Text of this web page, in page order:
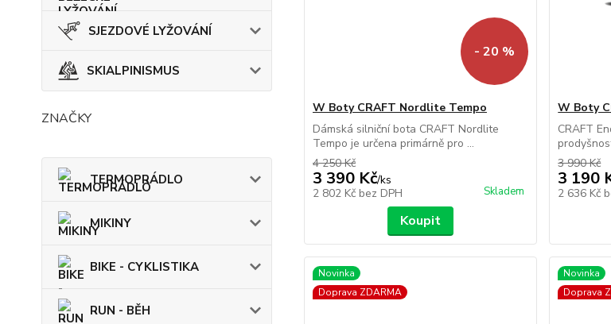
SJEZDOVÉ LYŽOVÁNÍ
SKIALPINISMUS
ZNAČKY
TERMOPRÁDLO
MIKINY
BIKE - CYKLISTIKA
RUN - BĚH
- 20 %
W Boty CRAFT Nordlite Tempo
Dámská silniční bota CRAFT Nordlite
Tempo je určena primárně pro ...
4 250 Kč
3 390 Kč/ks
2 802 Kč bez DPH Skladem
Koupit
W Boty
CRAFT
3 990 Kč
3 190
2 636 Kč
Novinka
Doprava ZDARMA
Novinka
Doprava